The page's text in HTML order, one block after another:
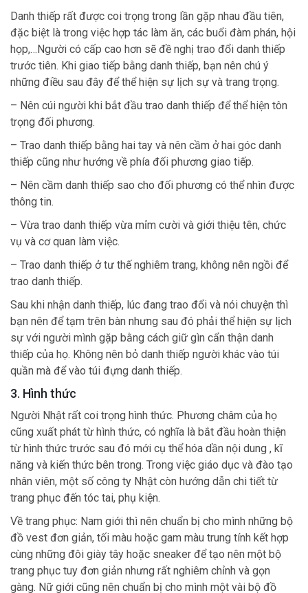
Danh thiếp rất được coi trọng trong lần gặp nhau đầu tiên,
đặc biệt là trong việc hợp tác làm ăn, các buổi đàm phán, hội
họp,…Người có cấp cao hơn sẽ đề nghị trao đổi danh thiếp
trước tiên. Khi giao tiếp bằng danh thiếp, bạn nên chú ý
những điều sau đây để thể hiện sự lịch sự và trang trọng.
– Nên cúi người khi bắt đầu trao danh thiếp để thể hiện tôn
trọng đối phương.
– Trao danh thiếp bằng hai tay và nên cầm ở hai góc danh
thiếp cũng như hướng về phía đối phương giao tiếp.
– Nên cầm danh thiếp sao cho đối phương có thể nhìn được
thông tin.
– Vừa trao danh thiếp vừa mỉm cười và giới thiệu tên, chức
vụ và cơ quan làm việc.
– Trao danh thiếp ở tư thế nghiêm trang, không nên ngồi để
trao danh thiếp.
Sau khi nhận danh thiếp, lúc đang trao đổi và nói chuyện thì
bạn nên để tạm trên bàn nhưng sau đó phải thể hiện sự lịch
sự với người mình gặp bằng cách giữ gìn cẩn thận danh
thiếp của họ. Không nên bỏ danh thiếp người khác vào túi
quần mà để vào túi đựng danh thiếp.
3. Hình thức
Người Nhật rất coi trọng hình thức. Phương châm của họ
cũng xuất phát từ hình thức, có nghĩa là bắt đầu hoàn thiện
từ hình thức trước sau đó mới cụ thể hóa dần nội dung , kĩ
năng và kiến thức bên trong. Trong việc giáo dục và đào tạo
nhân viên, một số công ty Nhật còn hướng dẫn chi tiết từ
trang phục đến tóc tai, phụ kiện.
Về trang phục: Nam giới thì nên chuẩn bị cho mình những bộ
đồ vest đơn giản, tối màu hoặc gam màu trung tính kết hợp
cùng những đôi giày tây hoặc sneaker để tạo nên một bộ
trang phục tuy đơn giản nhưng rất nghiêm chỉnh và gọn
gàng. Nữ giới cũng nên chuẩn bị cho mình một vài bộ đồ